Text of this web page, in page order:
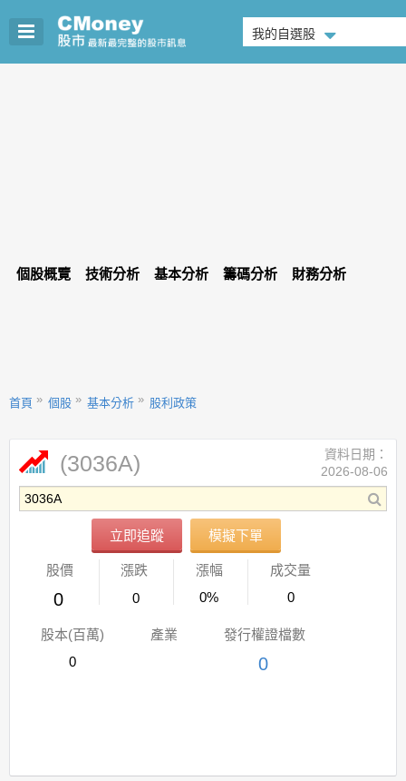
我的自選股
個股概覽 技術分析 基本分析 籌碼分析 財務分析
首頁 個股 基本分析 股利政策
(3036A)
立即追蹤 模擬下單
資料日期：
2026-08-06
股價
0
漲跌
0
漲幅
0%
成交量
0
股本(百萬)
0
產業 發行權證檔數
0